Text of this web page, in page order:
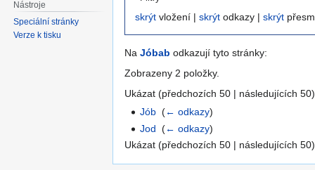
skrýt vložení | skrýt odkazy | skrýt
Na Jóbab odkazují tyto stránky:
Zobrazeny 2 položky.
Ukázat (předchozích 50 | následujících
Jób ‎(← odkazy)
Jod ‎(← odkazy)
Ukázat (předchozích 50 | následujících
Nástroje
Speciální stránky
Verze k tisku